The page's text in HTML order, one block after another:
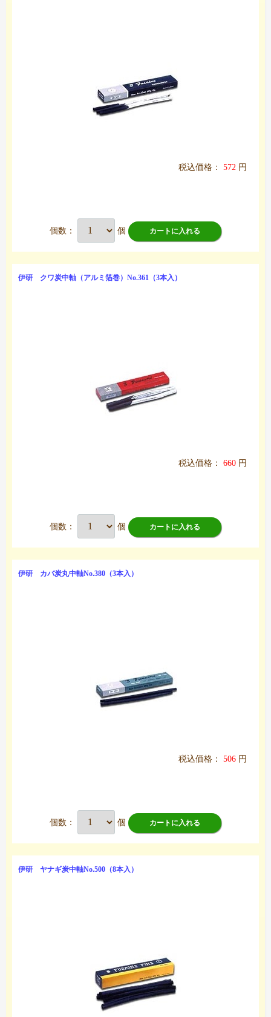
税込価格： 572 円
個数： 個 カートに入れる
伊研 クワ炭中軸（アルミ箔巻）No.361（3本入）
税込価格： 660 円
個数： 個 カートに入れる
伊研 カバ炭丸中軸No.380（3本入）
税込価格： 506 円
個数： 個 カートに入れる
伊研 ヤナギ炭中軸No.500（8本入）